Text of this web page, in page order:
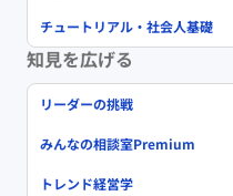
チュートリアル・社会人基礎
知見を広げる
リーダーの挑戦
みんなの相談室Premium
トレンド経営学